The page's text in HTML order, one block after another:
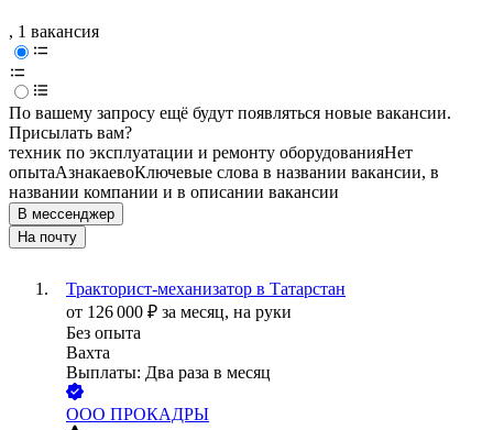
, 1 вакансия
По вашему запросу ещё будут появляться новые вакансии.
Присылать вам?
техник по эксплуатации и ремонту оборудованияНет
опытаАзнакаевоКлючевые слова в названии вакансии, в
названии компании и в описании вакансии
В мессенджер
На почту
Тракторист-механизатор в Татарстан
от 126 000 ₽ за месяц, на руки
Без опыта
Вахта
Выплаты: Два раза в месяц
ООО ПРОКАДРЫ